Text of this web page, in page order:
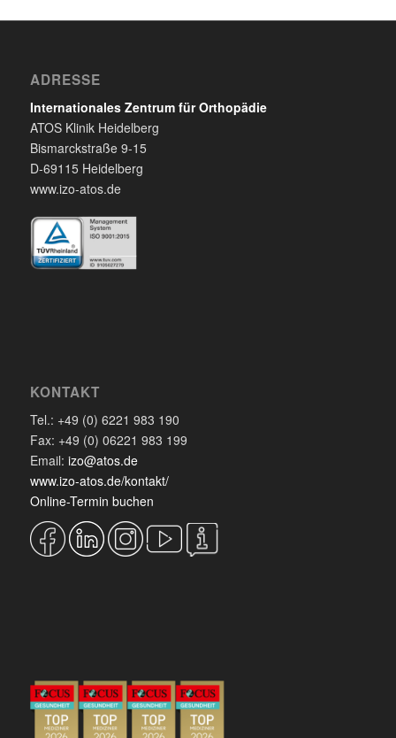
ADRESSE
Internationales Zentrum für Orthopädie
ATOS Klinik Heidelberg
Bismarckstraße 9-15
D-69115 Heidelberg
www.izo-atos.de
KONTAKT
Tel.: +49 (0) 6221 983 190
Fax: +49 (0) 06221 983 199
Email: izo@atos.de
www.izo-atos.de/kontakt/
Online-Termin buchen